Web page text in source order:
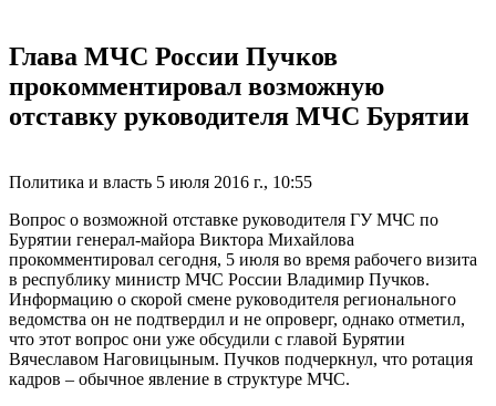
Глава МЧС России Пучков
прокомментировал возможную
отставку руководителя МЧС Бурятии
Политика и власть 5 июля 2016 г., 10:55
Вопрос о возможной отставке руководителя ГУ МЧС по
Бурятии генерал-майора Виктора Михайлова
прокомментировал сегодня, 5 июля во время рабочего визита
в республику министр МЧС России Владимир Пучков.
Информацию о скорой смене руководителя регионального
ведомства он не подтвердил и не опроверг, однако отметил,
что этот вопрос они уже обсудили с главой Бурятии
Вячеславом Наговицыным. Пучков подчеркнул, что ротация
кадров – обычное явление в структуре МЧС.